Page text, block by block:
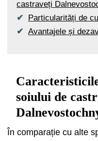
castraveți
Particularități de
Avantajele și
soiului de
În comparație cu alte